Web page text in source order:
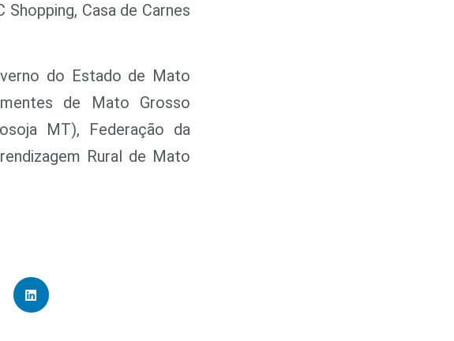
Casa de Carnes
do Estado de Mato
de Mato Grosso
MT), Federação da
Rural de Mato